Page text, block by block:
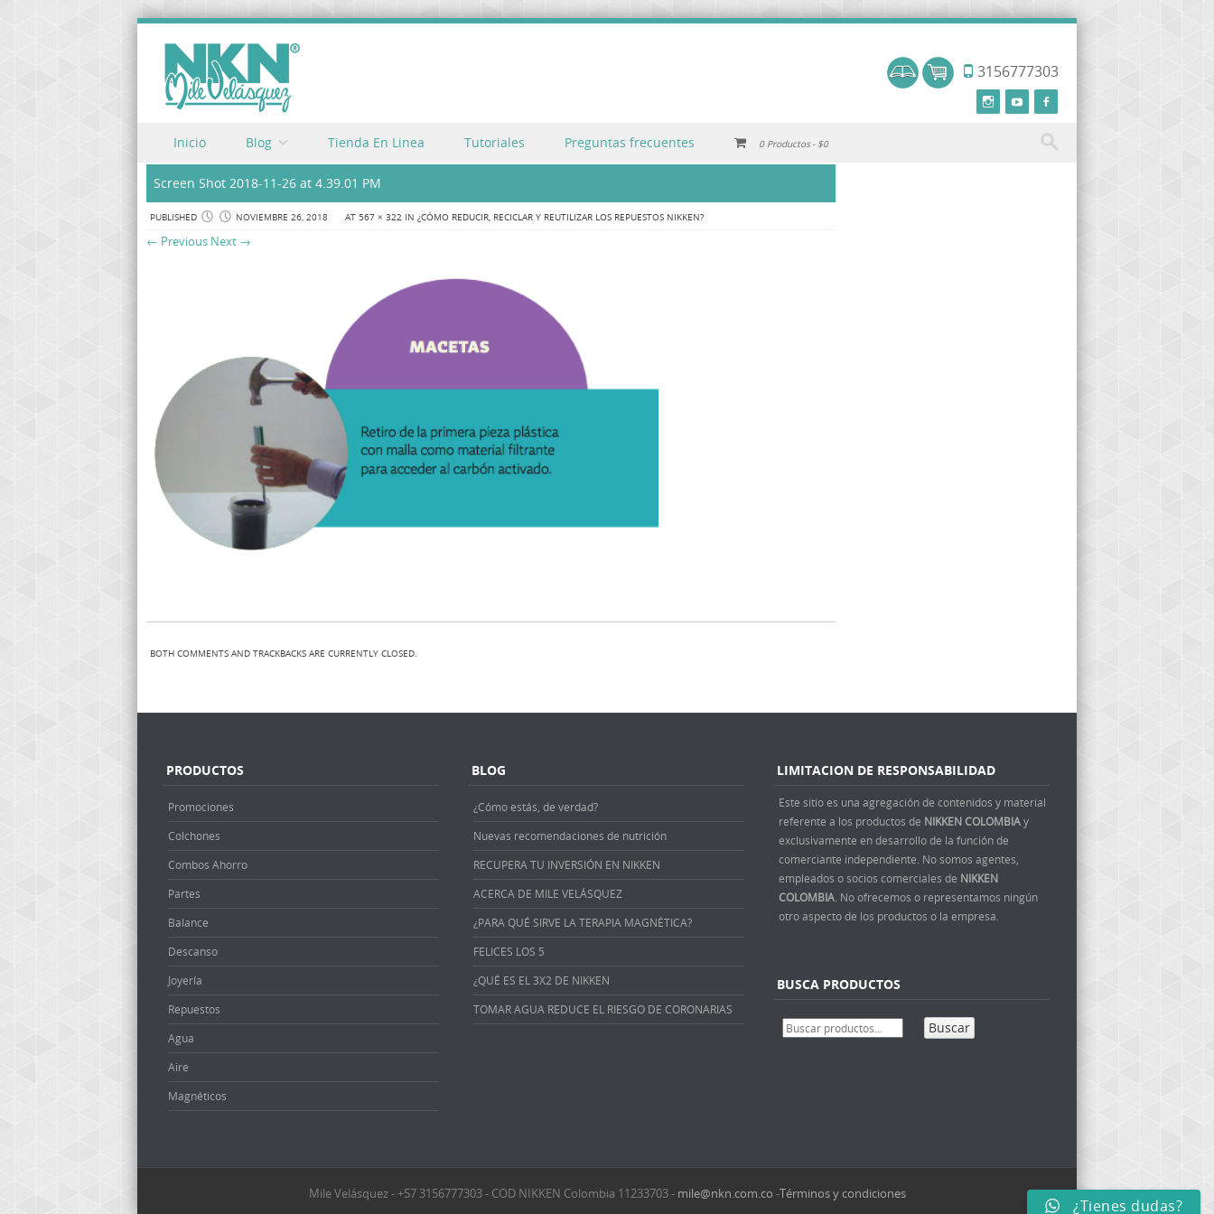
3156777303
Menu
Skip to content
Inicio Blog Tienda En Linea Tutoriales Preguntas frecuentes 0 Productos $0
Screen Shot 2018-11-26 at 4.39.01 PM
PUBLISHED NOVIEMBRE 26, 2018 AT 567 × 322 IN ¿CÓMO REDUCIR, RECICLAR Y REUTILIZAR LOS REPUESTOS NIKKEN?
← Previous Next →
BOTH COMMENTS AND TRACKBACKS ARE CURRENTLY CLOSED.
PRODUCTOS
Promociones
Colchones
Combos Ahorro
Partes
Balance
Descanso
Joyería
Repuestos
Agua
Aire
Magnéticos
BLOG
¿Cómo estás, de verdad?
Nuevas recomendaciones de nutrición
RECUPERA TU INVERSIÓN EN NIKKEN
ACERCA DE MILE VELÁSQUEZ
¿PARA QUÉ SIRVE LA TERAPIA MAGNÉTICA?
FELICES LOS 5
¿QUÉ ES EL 3X2 DE NIKKEN
TOMAR AGUA REDUCE EL RIESGO DE CORONARIAS
LIMITACION DE RESPONSABILIDAD
Este sitio es una agregación de contenidos y material
referente a los productos de NIKKEN COLOMBIAy
exclusivamente en desarrollo de la función de
comerciante independiente. No somos agentes,
empleados o socios comerciales de NIKKEN
COLOMBIA . No ofrecemos o representamos ningún
otro aspecto de los productos o la empresa.
BUSCA PRODUCTOS
Buscar
Mile Velásquez - +57 3156777303 - COD NIKKEN Colombia 11233703 - mile@nkn.com.co -Términos y condiciones
¿Tienes dudas?